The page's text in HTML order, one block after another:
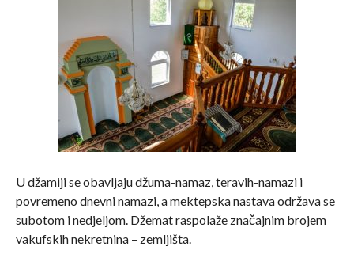
U džamiji se obavljaju džuma-namaz, teravih-namazi i
povremeno dnevni namazi, a mektepska nastava održava se
subotom i nedjeljom. Džemat raspolaže značajnim brojem
vakufskih nekretnina – zemljišta.